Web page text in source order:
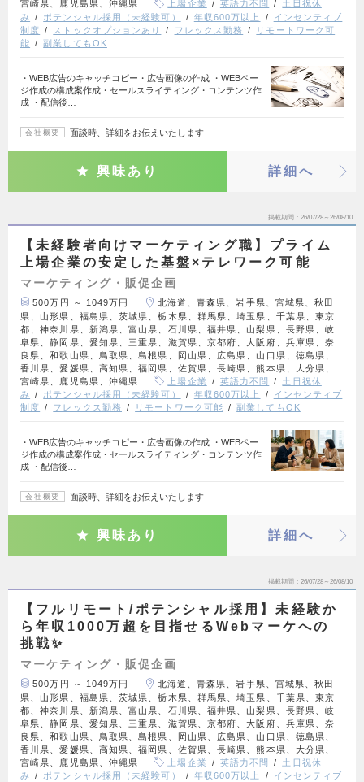
宮崎県、鹿児島県、沖縄県
上場企業 英語力不問
土日祝休
み
ポテンシャル採用（未経験可） 年収600万以上
インセンティブ
制度
ストックオプションあり フレックス勤務
リモートワーク可
能
副業してもOK
・WEB広告のキャッチコピー・広告画像の作成 ・WEBペー
ジ作成の構成案作成・セールスライティング・コンテンツ作
成 ・配信後…
会社概要 面談時、詳細をお伝えいたします
興味あり 詳細へ
掲載期間 26/07/28～26/08/10
【未経験者向けマーケティング職】プライム
上場企業の安定した基盤×テレワーク可能
マーケティング・販促企画
500万円 ～ 1049万円
北海道、青森県、岩手県、宮城県、秋田
県、山形県、福島県、茨城県、栃木県、群馬県、埼玉県、千葉県、東京
都、神奈川県、新潟県、富山県、石川県、福井県、山梨県、長野県、岐
阜県、静岡県、愛知県、三重県、滋賀県、京都府、大阪府、兵庫県、奈
良県、和歌山県、鳥取県、島根県、岡山県、広島県、山口県、徳島県、
香川県、愛媛県、高知県、福岡県、佐賀県、長崎県、熊本県、大分県、
宮崎県、鹿児島県、沖縄県
上場企業 英語力不問
土日祝休
み
ポテンシャル採用（未経験可） 年収600万以上
インセンティブ
制度
フレックス勤務 リモートワーク可能 副業してもOK
・WEB広告のキャッチコピー・広告画像の作成 ・WEBペー
ジ作成の構成案作成・セールスライティング・コンテンツ作
成 ・配信後…
会社概要 面談時、詳細をお伝えいたします
興味あり 詳細へ
掲載期間 26/07/28～26/08/10
【フルリモート/ポテンシャル採用】未経験か
ら年収1000万超を目指せるWebマーケへの
挑戦✨
マーケティング・販促企画
500万円 ～ 1049万円
北海道、青森県、岩手県、宮城県、秋田
県、山形県、福島県、茨城県、栃木県、群馬県、埼玉県、千葉県、東京
都、神奈川県、新潟県、富山県、石川県、福井県、山梨県、長野県、岐
阜県、静岡県、愛知県、三重県、滋賀県、京都府、大阪府、兵庫県、奈
良県、和歌山県、鳥取県、島根県、岡山県、広島県、山口県、徳島県、
香川県、愛媛県、高知県、福岡県、佐賀県、長崎県、熊本県、大分県、
宮崎県、鹿児島県、沖縄県
上場企業 英語力不問
土日祝休
み
ポテンシャル採用（未経験可） 年収600万以上
インセンティブ